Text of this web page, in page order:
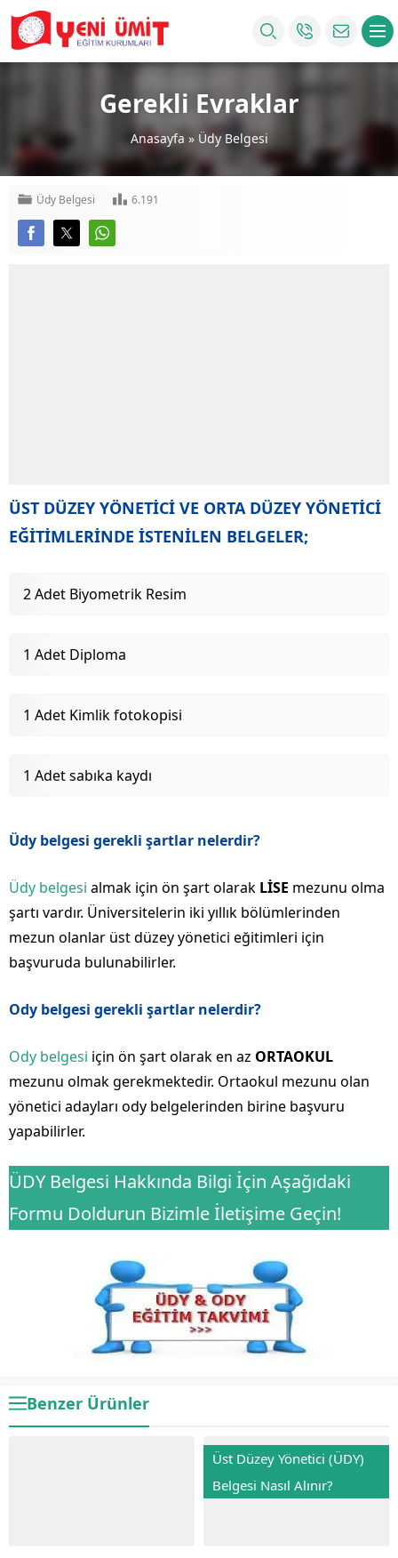
Gerekli Evraklar
Anasayfa » Üdy Belgesi
Üdy Belgesi 6.191
ÜST DÜZEY YÖNETİCİ VE ORTA DÜZEY YÖNETİCİ
EĞİTİMLERİNDE İSTENİLEN BELGELER;
2 Adet Biyometrik Resim
1 Adet Diploma
1 Adet Kimlik fotokopisi
1 Adet sabıka kaydı
Üdy belgesi gerekli şartlar nelerdir?
Üdy belgesi almak için ön şart olarak LİSE mezunu olma
şartı vardır. Üniversitelerin iki yıllık bölümlerinden
mezun olanlar üst düzey yönetici eğitimleri için
başvuruda bulunabilirler.
Ody belgesi gerekli şartlar nelerdir?
Ody belgesi için ön şart olarak en az ORTAOKUL
mezunu olmak gerekmektedir. Ortaokul mezunu olan
yönetici adayları ody belgelerinden birine başvuru
yapabilirler.
ÜDY Belgesi Hakkında Bilgi İçin Aşağıdaki
Formu Doldurun Bizimle İletişime Geçin!
Benzer Ürünler
Üst Düzey Yönetici (ÜDY)
Belgesi Nasıl Alınır?